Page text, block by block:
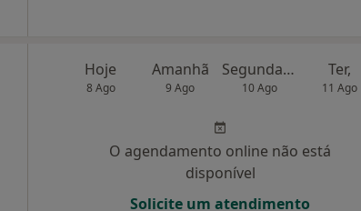
Hoje
8 Ago
Amanhã
9 Ago
Segunda-feira
10 Ago
Ter,
11 Ago
O agendamento online não está
disponível
Solicite um atendimento